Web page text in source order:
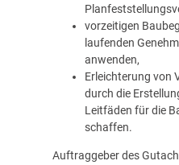
vorzeitigen
laufenden
anwenden,
Erleichterung von
durch die
Leitfäden für die
schaffen.
Auftraggeber des